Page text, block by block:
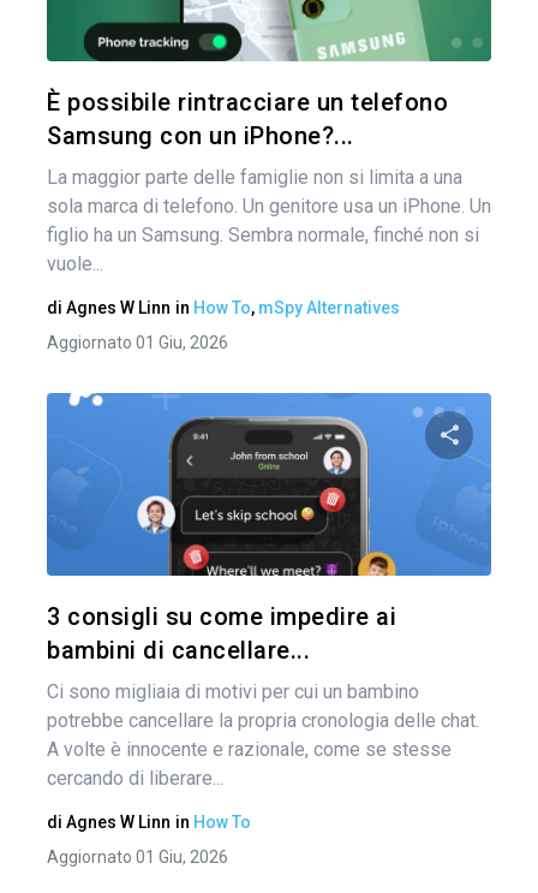
È possibile rintracciare un telefono
Samsung con un iPhone?...
La maggior parte delle famiglie non si limita a una
sola marca di telefono. Un genitore usa un iPhone. Un
figlio ha un Samsung. Sembra normale, finché non si
vuole...
di Agnes W Linn in How To, mSpy Alternatives
Aggiornato 01 Giu, 2026
3 consigli su come impedire ai
bambini di cancellare...
Ci sono migliaia di motivi per cui un bambino
potrebbe cancellare la propria cronologia delle chat.
A volte è innocente e razionale, come se stesse
cercando di liberare...
di Agnes W Linn in How To
Aggiornato 01 Giu, 2026